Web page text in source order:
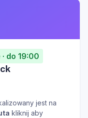
do 19:00
jest na
kliknij aby